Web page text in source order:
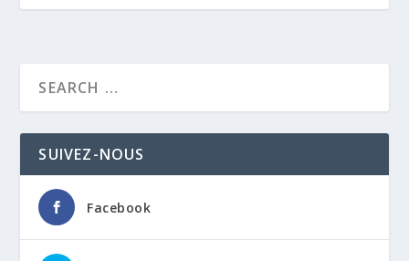
SUIVEZ-NOUS
Facebook